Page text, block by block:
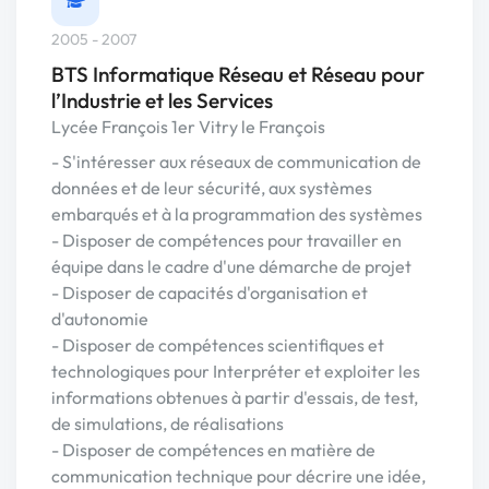
2005 - 2007
BTS Informatique Réseau et Réseau pour
l’Industrie et les Services
Lycée François 1er Vitry le François
- S'intéresser aux réseaux de communication de
données et de leur sécurité, aux systèmes
embarqués et à la programmation des systèmes
- Disposer de compétences pour travailler en
équipe dans le cadre d'une démarche de projet
- Disposer de capacités d'organisation et
d'autonomie
- Disposer de compétences scientifiques et
technologiques pour Interpréter et exploiter les
informations obtenues à partir d'essais, de test,
de simulations, de réalisations
- Disposer de compétences en matière de
communication technique pour décrire une idée,